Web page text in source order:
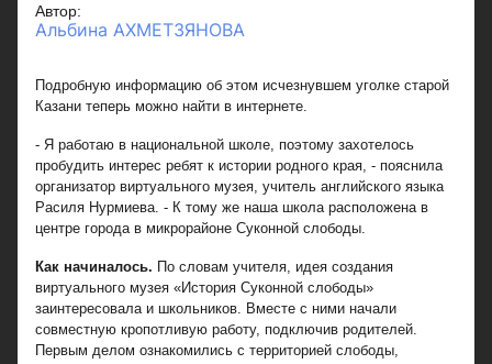
Автор:
Альбина АХМЕТЗЯНОВА
Подробную информацию об этом исчезнувшем уголке старой
Казани теперь можно найти в интернете.
- Я работаю в национальной школе, поэтому захотелось
пробудить интерес ребят к истории родного края, - пояснила
организатор виртуального музея, учитель английского языка
Расиля Нурмиева. - К тому же наша школа расположена в
центре города в микрорайоне Суконной слободы.
Как начиналось. По словам учителя, идея создания
виртуального музея «История Суконной слободы»
заинтересовала и школьников. Вместе с ними начали
совместную кропотливую работу, подключив родителей.
Первым делом ознакомились с территорией слободы,